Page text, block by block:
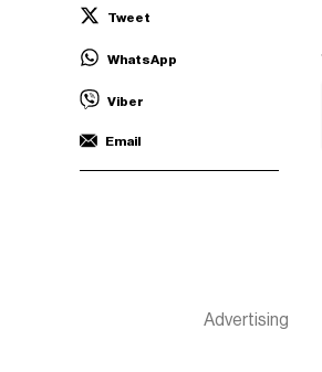
Tweet
WhatsApp
Viber
Email